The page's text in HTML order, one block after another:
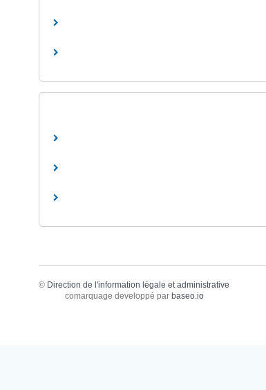
© Direction de l'information légale et administrative
comarquage developpé par baseo.io